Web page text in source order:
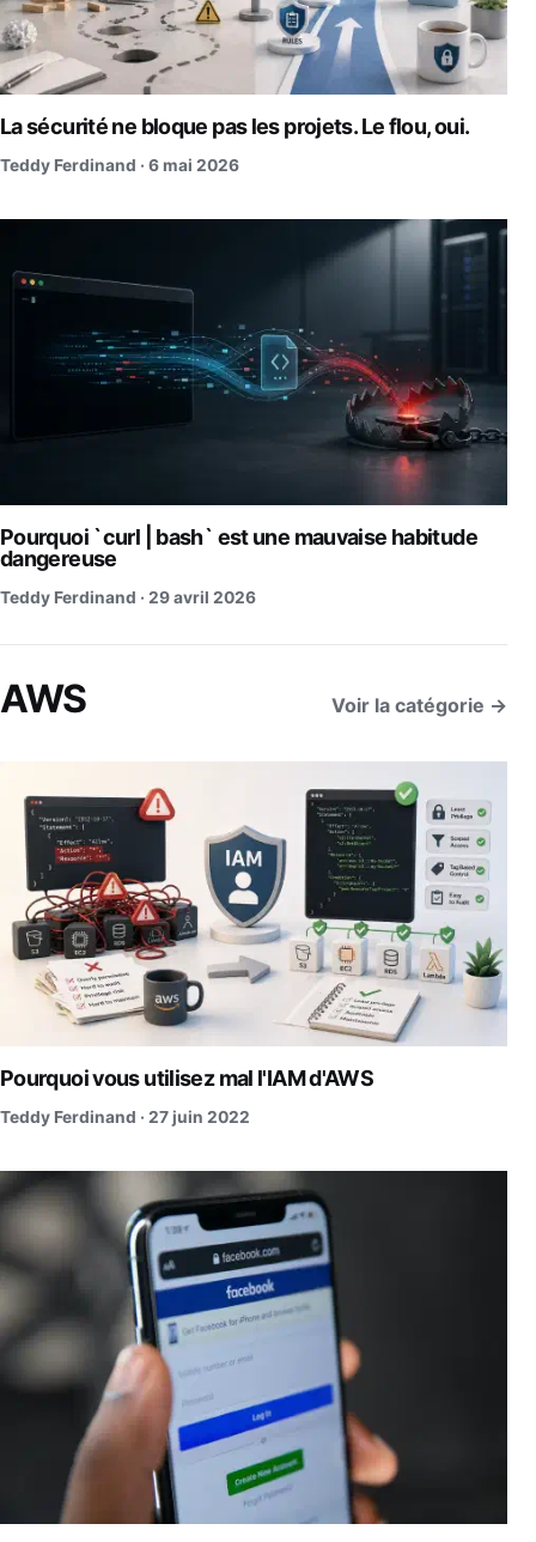
La sécurité ne bloque pas les projets. Le flou, oui.
Teddy Ferdinand · 6 mai 2026
Pourquoi `curl | bash` est une mauvaise habitude
dangereuse
Teddy Ferdinand · 29 avril 2026
AWS Voir la catégorie →
Pourquoi vous utilisez mal l'IAM d'AWS
Teddy Ferdinand · 27 juin 2022